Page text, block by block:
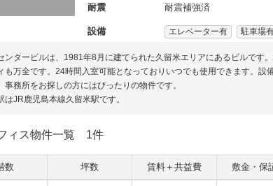
耐震 耐震補強済
設備 エレベーター有 駐車場
ンタービルは、1981年8月に建てられた久留米エリアにあるビルです
も万全です。24時間入室可能となっておりいつでも使用できます。
事務所をお探しの方にはぴったりの物件です。
はJR鹿児島本線久留米駅です。
ィス物件一覧 1件
数 坪数 賃料＋共益費 敷金・保